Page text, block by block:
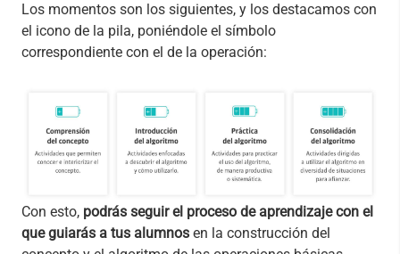
Los momentos son los siguientes, y los destacamos con
el icono de la pila, poniéndole el símbolo
correspondiente con el de la operación:
Con esto, podrás seguir el proceso de aprendizaje con el
que guiarás a tus alumnos en la construcción del